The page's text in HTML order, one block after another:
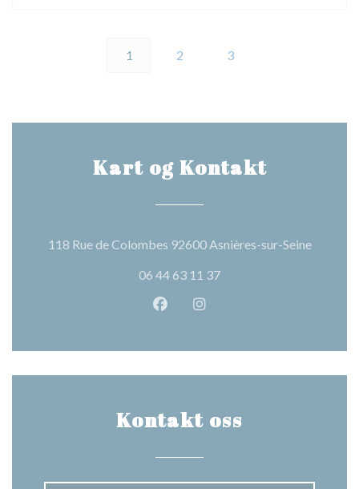
1 2 3
Kart og Kontakt
118 Rue de Colombes 92600 Asnières-sur-Seine((åpner
06 44 63 11 37
Facebook ((åpner i et nytt
Instagram ((åpner i et
Kontakt oss